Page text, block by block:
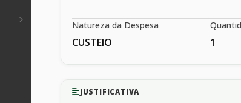
Natureza da Despesa
CUSTEIO 1
JUSTIFICATIVA